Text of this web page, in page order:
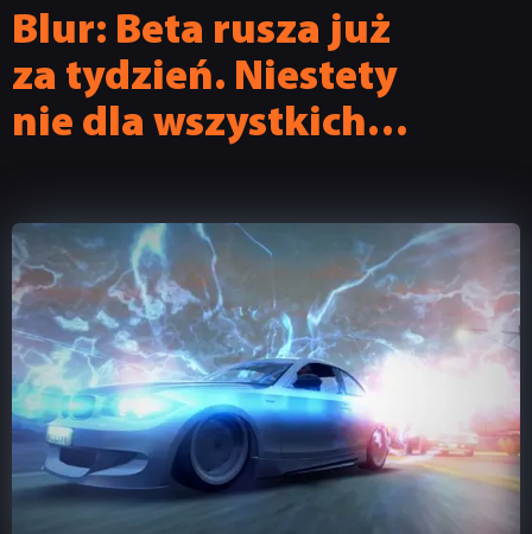
Blur: Beta rusza już
za tydzień. Niestety
nie dla wszystkich…